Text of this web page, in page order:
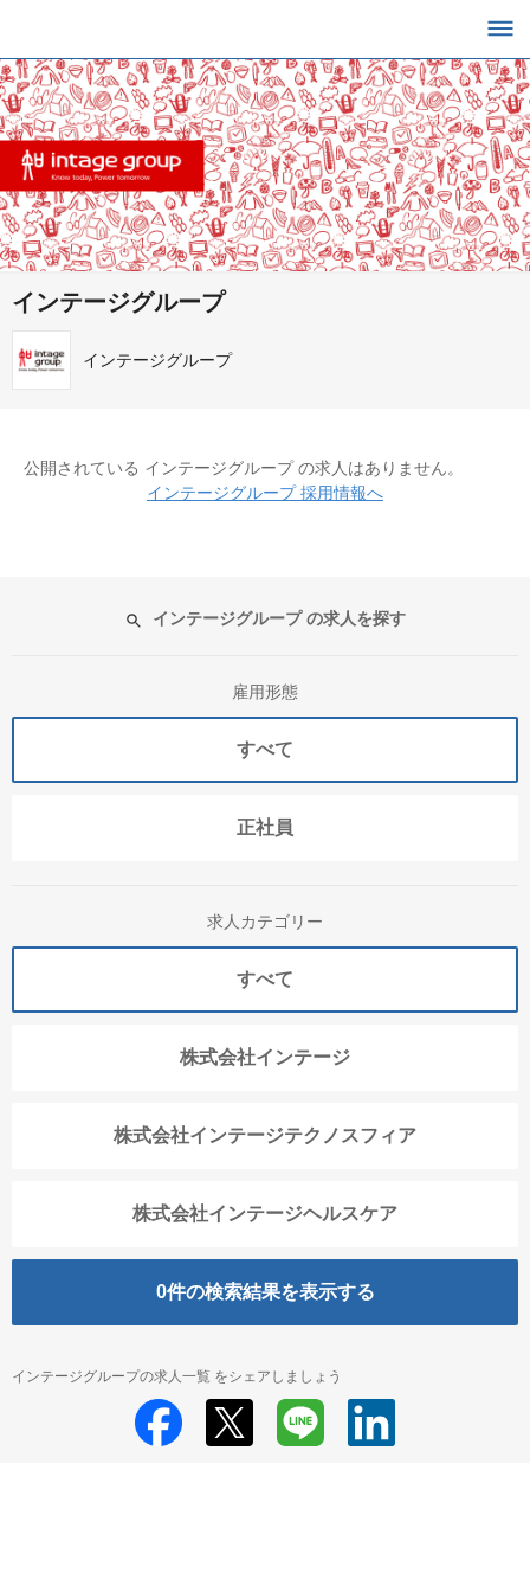
インテージグループ
インテージグループ
公開されている インテージグループ の求人はありません。
インテージグループ 採用情報へ
インテージグループ の求人を探す
雇用形態
すべて
正社員
求人カテゴリー
すべて
株式会社インテージ
株式会社インテージテクノスフィア
株式会社インテージヘルスケア
0件の検索結果を表示する
インテージグループの求人一覧 をシェアしましょう